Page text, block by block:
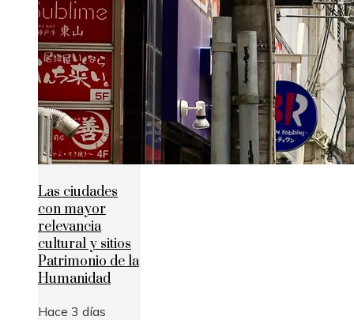
Las ciudades
con mayor
relevancia
cultural y sitios
Patrimonio de la
Humanidad
Hace 3 días